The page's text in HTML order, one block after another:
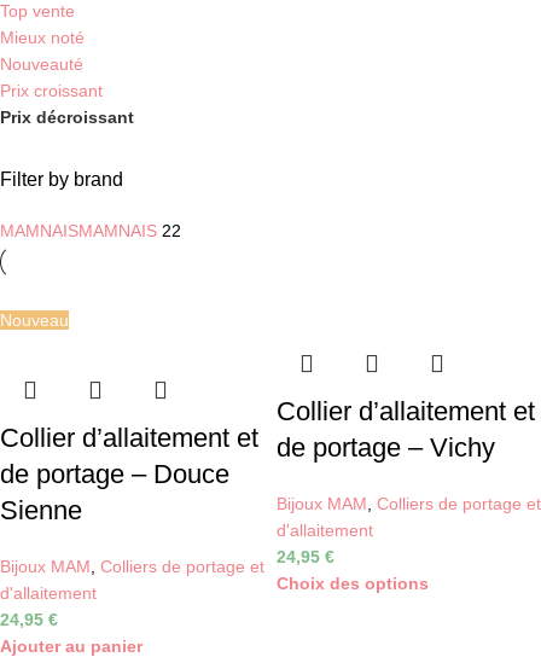
Top vente
Mieux noté
Nouveauté
Prix croissant
Prix décroissant
Filter by brand
MAMNAISMAMNAIS 22
Nouveau
Collier d’allaitement et
de portage – Douce
Sienne
Bijoux MAM Colliers de portage et
d'allaitement
24,95 €
Ajouter au panier
Collier d’allaitement et
de portage – Vichy
Bijoux MAM Colliers de portage et
d'allaitement
24,95 €
Choix des options